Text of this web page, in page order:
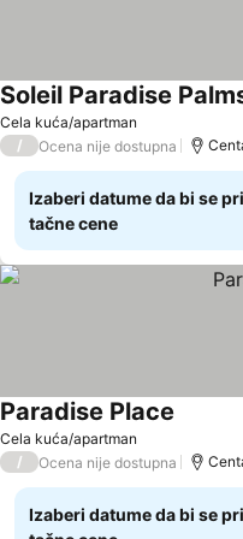
Cela kuća/apartman
Soleil Paradise
/ Ocena nije dostupna
Izaberi datume da bi se
tačne cene
Cela kuća/apartman
Paradise Place
/ Ocena nije dostupna
Izaberi datume da bi se